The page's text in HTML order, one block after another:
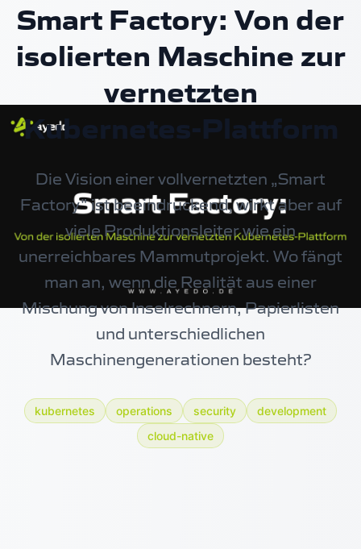
Smart Factory: Von der
isolierten Maschine zur
vernetzten
Kubernetes-Plattform
Die Vision einer vollvernetzten „Smart
Factory" ist beeindruckend, wirkt aber auf
viele Produktionsleiter wie ein
unerreichbares Mammutprojekt. Wo fängt
man an, wenn die Realität aus einer
Mischung von Inselrechnern, Papierlisten
und unterschiedlichen
Maschinengenerationen besteht?
kubernetes operations security
development
cloud-native